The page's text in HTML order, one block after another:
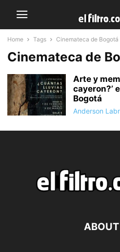
Home Tags Cinemateca de Bogotá
Cinemateca de
Arte y
cayeron?’
Bogotá
Anderson